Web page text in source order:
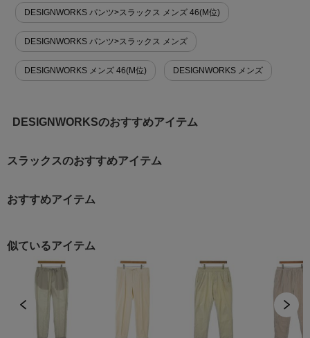
DESIGNWORKS パンツ>スラックス メンズ 46(M位)
DESIGNWORKS パンツ>スラックス メンズ
DESIGNWORKS メンズ 46(M位) DESIGNWORKS メンズ
DESIGNWORKSのおすすめアイテム
スラックスのおすすめアイテム
おすすめアイテム